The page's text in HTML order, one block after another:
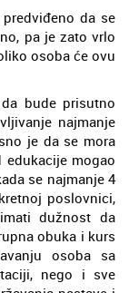
da se
pa je zato vrlo
osoba će ovu
bude prisutno
najmanje
je da se mora
mogao
se najmanje 4
poslovnici,
dužnost da
obuka i kurs
osoba sa
nego i sve